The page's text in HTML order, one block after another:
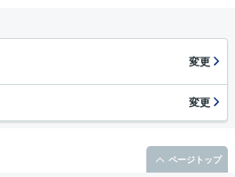
変更
変更
ページトップ